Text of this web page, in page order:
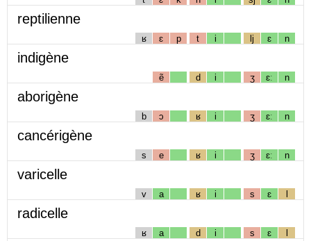
reptilienne
ʁ ɛ p t i lj ɛ n
indigène
ẽ d i ʒ ɛː n
aborigène
b ɔ ʁ i ʒ ɛː n
cancérigène
s e ʁ i ʒ ɛː n
varicelle
v a ʁ i s ɛ l
radicelle
ʁ a d i s ɛ l